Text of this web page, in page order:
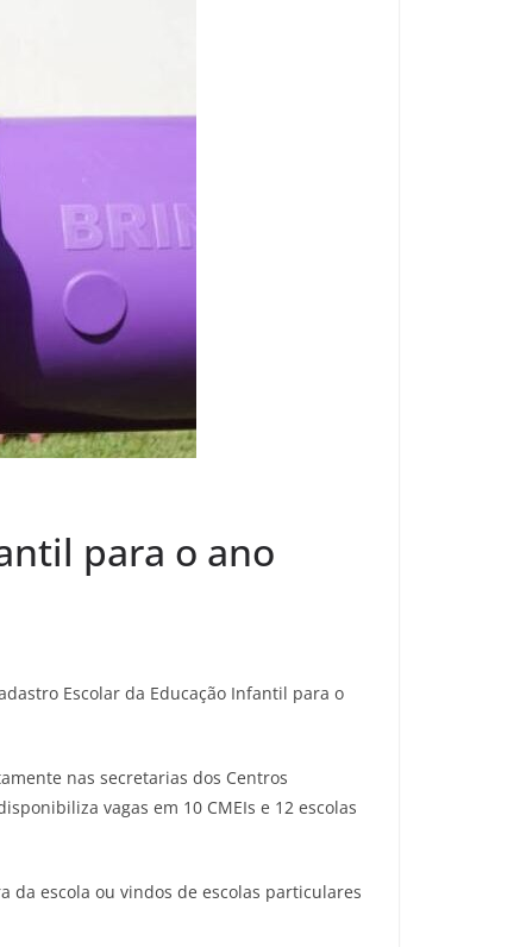
para o ano
Escolar da Educação Infantil para o
nas secretarias dos Centros
vagas em 10 CMEIs e 12 escolas
da escola ou vindos de escolas particulares